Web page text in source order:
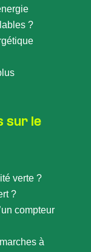
?
sur le
verte ?
?
compteur
à